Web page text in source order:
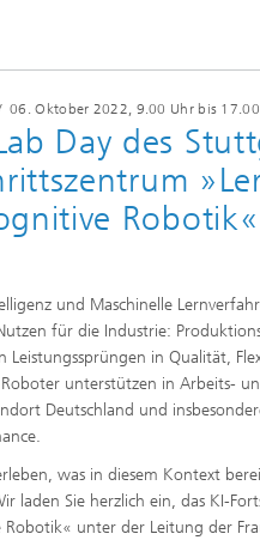
06. Oktober 2022, 9.00 Uhr bis
Day des
Robotik«
und Maschinelle
für die Industrie:
Leistungssprüngen in Qualität,
unterstützen in Arbeits-
Deutschland und
was in diesem Kontext
laden Sie herzlich ein, das KI-
unter der Leitung der